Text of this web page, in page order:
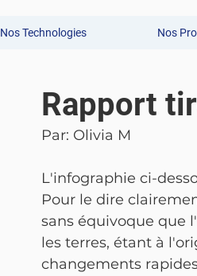
Nos Technologies Nos
Rapport
Par: Olivia M
L'infographie ci-
Pour le dire
sans équivoque que
les terres, étant à
changements